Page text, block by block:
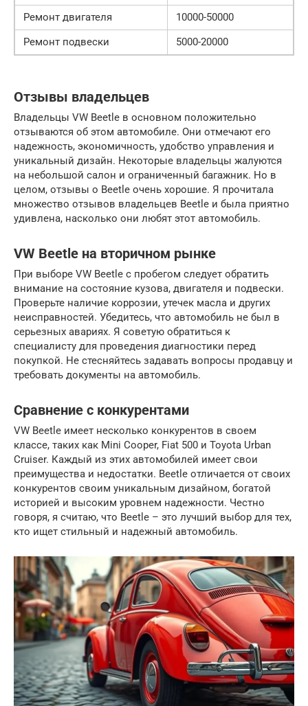
Ремонт двигателя
10000-50000
Ремонт подвески
5000-20000
Отзывы владельцев
Владельцы VW Beetle в основном положительно
отзываются об этом автомобиле. Они отмечают его
надежность, экономичность, удобство управления и
уникальный дизайн. Некоторые владельцы жалуются
на небольшой салон и ограниченный багажник. Но в
целом, отзывы о Beetle очень хорошие. Я прочитала
множество отзывов владельцев Beetle и была приятно
удивлена, насколько они любят этот автомобиль.
VW Beetle на вторичном рынке
При выборе VW Beetle с пробегом следует обратить
внимание на состояние кузова, двигателя и подвески.
Проверьте наличие коррозии, утечек масла и других
неисправностей. Убедитесь, что автомобиль не был в
серьезных авариях. Я советую обратиться к
специалисту для проведения диагностики перед
покупкой. Не стесняйтесь задавать вопросы продавцу и
требовать документы на автомобиль.
Сравнение с конкурентами
VW Beetle имеет несколько конкурентов в своем
классе, таких как Mini Cooper, Fiat 500 и Toyota Urban
Cruiser. Каждый из этих автомобилей имеет свои
преимущества и недостатки. Beetle отличается от своих
конкурентов своим уникальным дизайном, богатой
историей и высоким уровнем надежности. Честно
говоря, я считаю, что Beetle – это лучший выбор для тех,
кто ищет стильный и надежный автомобиль.